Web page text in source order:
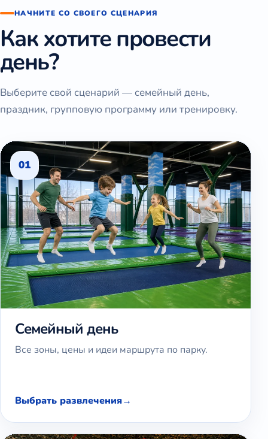
НАЧНИТЕ СО СВОЕГО СЦЕНАРИЯ
Как хотите провести
день?
Выберите свой сценарий — семейный день,
праздник, групповую программу или тренировку.
01
Семейный день
Все зоны, цены и идеи маршрута по парку.
Выбрать развлечения